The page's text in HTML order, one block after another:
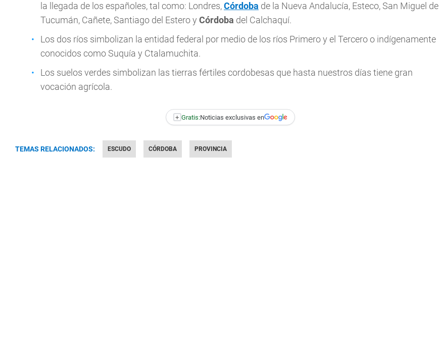
la llegada de los españoles, tal como: Londres,Córdoba de la Nueva Andalucía, Esteco, San Miguel de
Tucumán, Cañete, Santiago del Estero y Córdoba del Calchaquí.
Los dos ríos simbolizan la entidad federal por medio de los ríos Primero y el Tercero o indígenamente
conocidos como Suquía y Ctalamuchita.
Los suelos verdes simbolizan las tierras fértiles cordobesas que hasta nuestros días tiene gran
vocación agrícola.
+ Gratis:Noticias exclusivas en
TEMAS RELACIONADOS: ESCUDO CÓRDOBA PROVINCIA